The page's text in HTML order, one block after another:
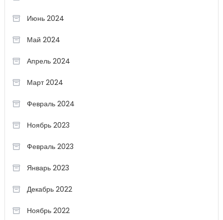
Июнь 2024
Май 2024
Апрель 2024
Март 2024
Февраль 2024
Ноябрь 2023
Февраль 2023
Январь 2023
Декабрь 2022
Ноябрь 2022